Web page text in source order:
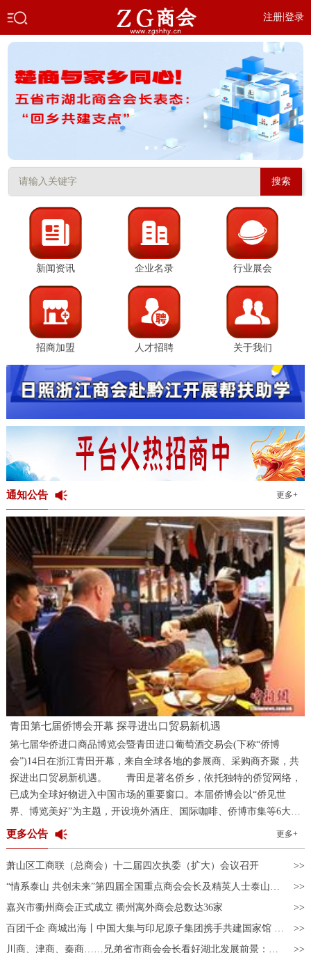
注册 登录
搜索
新闻资讯 企业名录 行业展会
招商加盟 人才招聘 关于我们
通知公告 更多+
青田第七届侨博会开幕 探寻进出口贸易新机遇
第七届华侨进口商品博览会暨青田进口葡萄酒交易会(下称“侨博
会”)14日在浙江青田开幕，来自全球各地的参展商、采购商齐聚，共
探进出口贸易新机遇。 青田是著名侨乡，依托独特的侨贸网络，
已成为全球好物进入中国市场的重要窗口。本届侨博会以“侨见世
界、博览美好”为主题，开设境外酒庄、国际咖啡、侨博市集等6大主
题展区，邀请境内外企业1100家、商协会及侨团150余家，展出展销3
期。”来自意大利的酒商丹尼尔·吉罗拉米(Daniele Girolami)在青田友
解意大利葡萄酒的品质，期待未来的交流与合作。” “科技味”是
此次酒展的一大亮点。在“云端酒庄”展区，观众佩戴AR眼镜，即
可“穿越”到万里之外的海外酒庄，体验葡萄酒制作全流程。同时，以
更多公告 更多+
萧山区工商联（总商会）十二届四次执委（扩大）会议召开
嘉兴市衢州商会正式成立 衢州寓外商会总数达36家